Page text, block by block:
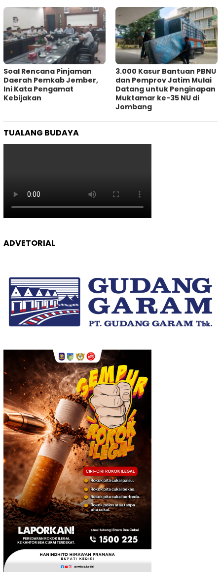
‎Soal Rencana Pinjaman
Daerah Pemkab Jember,
Ini Kata Pengamat
Kebijakan ‎
3.000 Kasur Bantuan PBNU
dan Pemprov Jatim Mulai
Datang untuk Penginapan
Muktamar ke-35 NU di
Jombang
TUALANG BUDAYA
ADVETORIAL